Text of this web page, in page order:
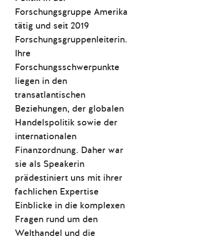
Forschungsgruppe Amerika
tätig und seit 2019
Forschungsgruppenleiterin.
Ihre
Forschungsschwerpunkte
liegen in den
transatlantischen
Beziehungen, der globalen
Handelspolitik sowie der
internationalen
Finanzordnung. Daher war
sie als Speakerin
prädestiniert uns mit ihrer
fachlichen Expertise
Einblicke in die komplexen
Fragen rund um den
Welthandel und die